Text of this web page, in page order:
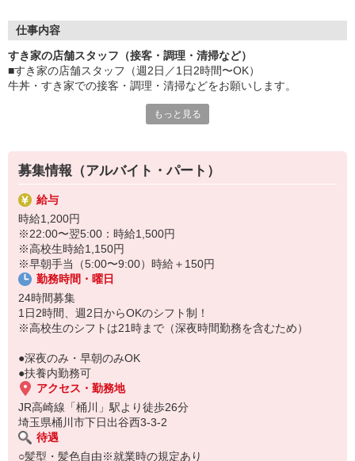
■髪型・髪色自由
■給与前払い可
急な出費も安心♪
■社員登用あり
将来を考えている方は必見です。
与兵衛、オリーブの丘、焼肉いちばんなどを経営しているゼンシ
ョーグループ！
その中のひとつ『すき家』でお仕事しませんか？
仕事内容
すき家の店舗スタッフ（接客・調理・清掃など）
■すき家の店舗スタッフ（週2日／1日2時間〜OK）
牛丼・すき家での接客・調理・清掃などをお願いします。
あなたの笑顔で！
すばやく提供！
他にも、食材の調整や金銭管理、新しく入社したクルーの研修など
様々なお仕事があります。
セルフオーダー、セルフ会計で、現金の受け渡しはほとんどありま
せん。※一部店舗を除く
取り間違いもなく安心でスムーズ♪
マニュアルも用意していますので飲食店が初めての方でも大丈夫！
もちろん先輩クルーがしっかり教えてくれるので安心してくださ
い。
もっと見る
募集情報（アルバイト・パート）
給与
時給1,200円
※22:00〜翌5:00：時給1,500円
※高校生時給1,150円
※早朝手当（5:00〜9:00）時給＋150円
勤務時間・曜日
24時間募集
1日2時間、週2日からOKのシフト制！
※高校生のシフトは21時まで（深夜時間勤務を含むため）
●深夜のみ・早朝のみOK
●扶養内勤務可
アクセス・勤務地
JR高崎線「桶川」駅より徒歩26分
埼玉県桶川市下日出谷西3-3-2
待遇
○髪型・髪色自由※就業時の規定あり